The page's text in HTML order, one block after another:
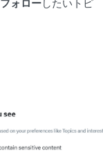
フォローしたいトピ